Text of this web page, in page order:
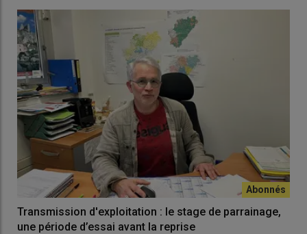
Transmission d'exploitation : le stage de parrainage,
une période d’essai avant la reprise